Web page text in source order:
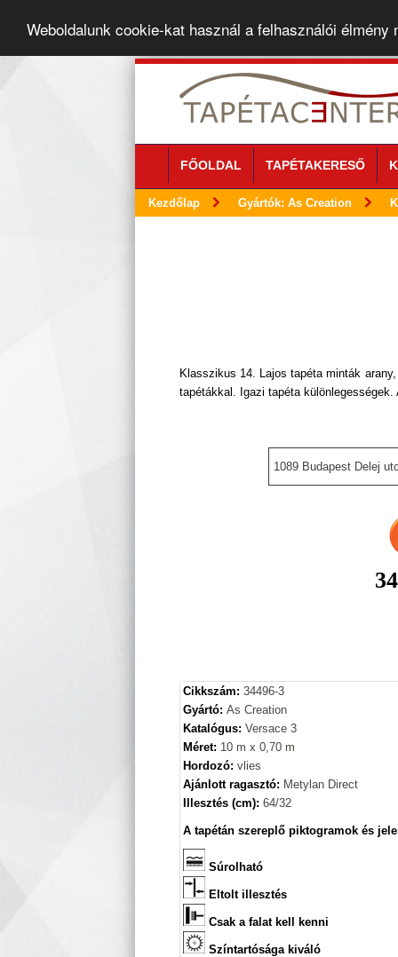
Weboldalunk cookie-kat használ a felhasználói élmény
FŐOLDAL TAPÉTAKERESŐ
Kezdőlap Gyártók: As Creation
Klasszikus 14. Lajos tapéta minták
tapétákkal. Igazi tapéta
1089 Budapest Delej
Cikkszám: 34496-3
Gyártó: As Creation
Katalógus: Versace 3
Méret: 10 m x 0,70 m
Hordozó: vlies
Ajánlott ragasztó: Metylan Direct
Illesztés (cm): 64/32
A tapétán szereplő piktogramok és
Súrolható
Eltolt illesztés
Csak a falat kell kenni
Színtartósága kiváló